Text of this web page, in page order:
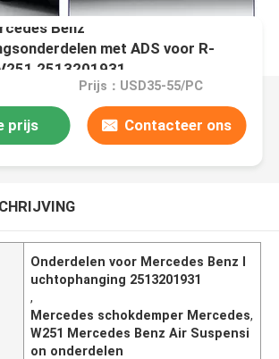
Benz
met ADS voor R-
2513201931
Prijs：USD35-55/PC
prijs Contacteer ons
Onderdelen voor Mercedes Benz l
uchtophanging 2513201931
,
Mercedes schokdemper Mercedes,
W251 Mercedes Benz Air Suspensi
on onderdelen